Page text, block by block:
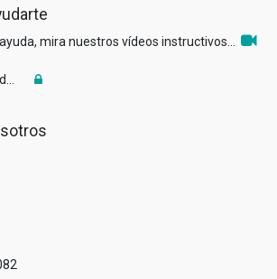
mira nuestros vídeos instructivos...